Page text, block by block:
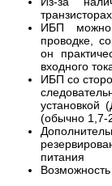
ИБП можно
проводке,
он
входного
ИБП со
установкой
(обычно 1,7-
питания